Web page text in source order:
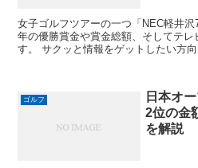
女子ゴルフツアーの一つ「NEC軽井
年の優勝賞金や賞金総額、そしてテレ
す。 サクッと情報をゲットしたい方
ゴルフ
日本オ
2位の金
を解説